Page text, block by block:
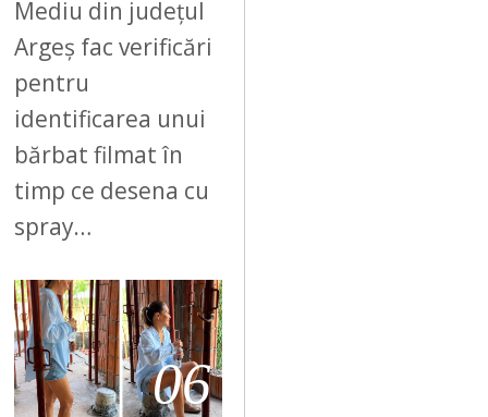
Mediu din județul
Argeș fac verificări
pentru
identificarea unui
bărbat filmat în
timp ce desena cu
spray…
06